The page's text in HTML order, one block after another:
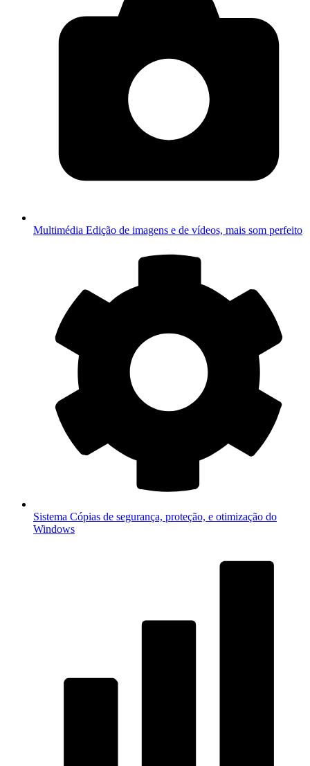
Multimédia Edição de imagens e de vídeos, mais som perfeito
Sistema Cópias de segurança, proteção, e otimização do
Windows